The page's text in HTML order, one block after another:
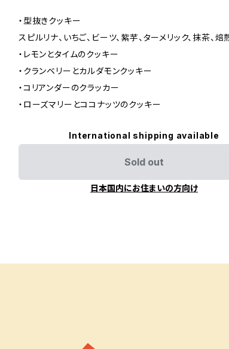
・型抜きクッキー
スピルリナ、いちご、ビーツ、紫芋、ターメリック、抹茶、
・レモンとタイムのクッキー
・クランベリーとカルダモンクッキー
・コリアンダーのクラッカー
・ローズマリーとココナッツのクッキー
International shipping available
Sold out
日本国内にお住まいの方向け